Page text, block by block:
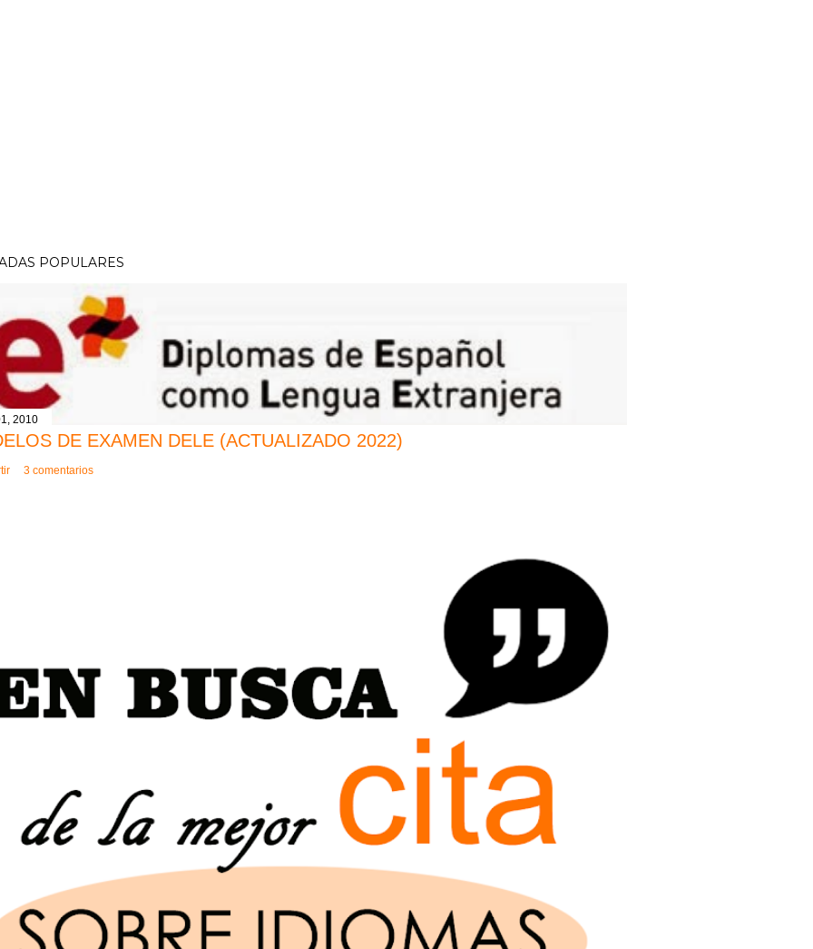
POPULARES
2010
DE EXAMEN DELE (ACTUALIZADO 2022)
3 comentarios